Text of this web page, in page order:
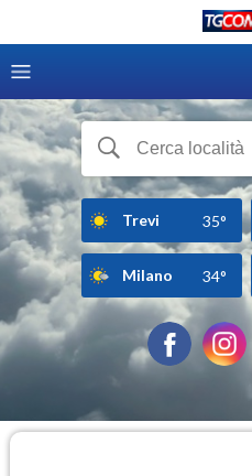
Trevi 35°
Milano 34°